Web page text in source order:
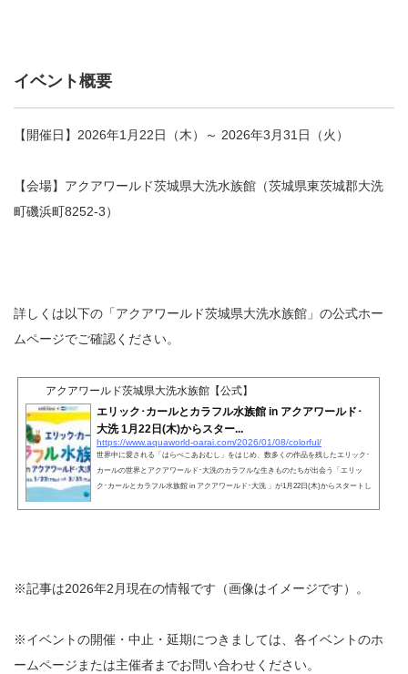
イベント概要
【開催日】2026年1月22日（木）～ 2026年3月31日（火）
【会場】アクアワールド茨城県大洗水族館（茨城県東茨城郡大洗
町磯浜町8252-3）
詳しくは以下の「アクアワールド茨城県大洗水族館」の公式ホー
ムページでご確認ください。
アクアワールド茨城県大洗水族館【公式】
エリック･カールとカラフル水族館 in アクアワールド･
大洗 1月22日(木)からスター...
https://www.aquaworld-oarai.com/2026/01/08/colorful/
世界中に愛される「はらぺこあおむし」をはじめ、数多くの作品を残したエリック･
カールの世界とアクアワールド･大洗のカラフルな生きものたちが出会う「エリッ
ク･カールとカラフル水族館 in アクアワールド･大洗 」が1月22日(木)からスタートし
※記事は2026年2月現在の情報です（画像はイメージです）。
※イベントの開催・中止・延期につきましては、各イベントのホ
ームページまたは主催者までお問い合わせください。